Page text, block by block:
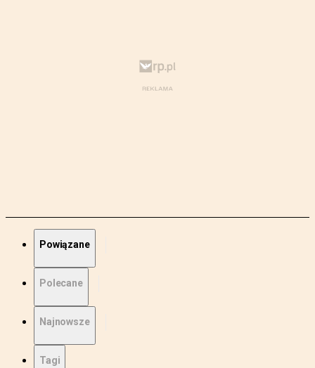
Powiązane
Polecane
Najnowsze
Tagi